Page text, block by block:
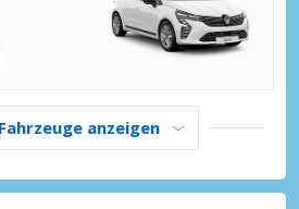
anzeigen